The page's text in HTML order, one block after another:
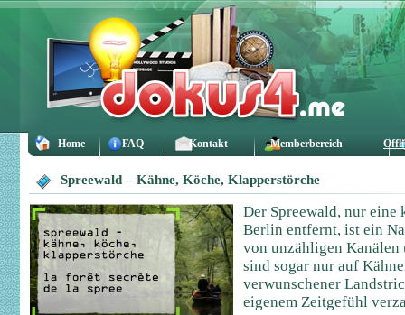
Home FAQ Kontakt Memberbereich
Spreewald – Kähne, Köche, Klapperstörche
Der Spreewald, nur eine
Berlin entfernt, ist ein
von unzähligen Kanälen
sind sogar nur auf
verwunschener
eigenem Zeitgefühl